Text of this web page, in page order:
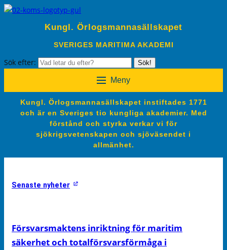
Kungl. Örlogsmannasällskapet
SVERIGES MARITIMA AKADEMI
Sök efter: Sök!
Meny
Kungl. Örlogsmannasällskapet instiftades 1771
och är en Sveriges tio kungliga akademier. Med
förstånd och styrka verkar vi för
sjökrigsvetenskapen och sjöväsendet i
allmänhet.
Senaste nyheter
Försvarsmaktens inriktning för maritim
säkerhet och totalförsvarsförmåga i